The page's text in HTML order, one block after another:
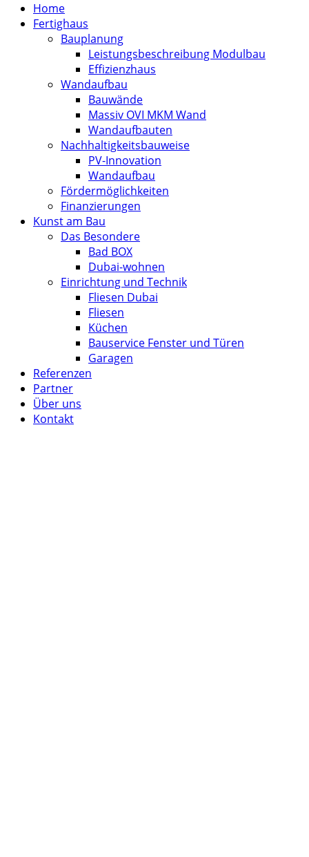
Home
Fertighaus
Bauplanung
Leistungsbeschreibung Modulbau
Effizienzhaus
Wandaufbau
Bauwände
Massiv OVI MKM Wand
Wandaufbauten
Nachhaltigkeitsbauweise
PV-Innovation
Wandaufbau
Fördermöglichkeiten
Finanzierungen
Kunst am Bau
Das Besondere
Bad BOX
Dubai-wohnen
Einrichtung und Technik
Fliesen Dubai
Fliesen
Küchen
Bauservice Fenster und Türen
Garagen
Referenzen
Partner
Über uns
Kontakt